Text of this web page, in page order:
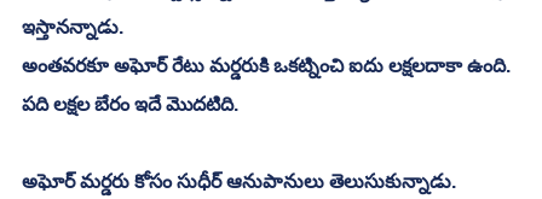
ఇస్తానన్నాడు.
అంతవరకూ అఘోర్ రేటు మర్డరుకి ఒకట్నించి ఐదు లక్షలదాకా ఉంది.
పది లక్షల బేరం ఇదే మొదటిది.
అఘోర్ మర్డరు కోసం సుధీర్ ఆనుపానులు తెలుసుకున్నాడు.